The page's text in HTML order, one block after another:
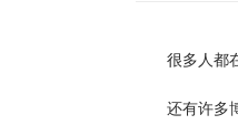
很多人都
还有许多